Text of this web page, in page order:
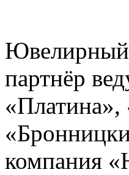
Ювелирный
партнёр
компания